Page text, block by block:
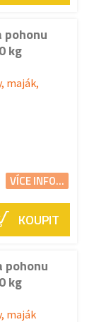
pohonu
kg
maják,
VÍCE INFO...
KOUPIT
pohonu
kg
maják